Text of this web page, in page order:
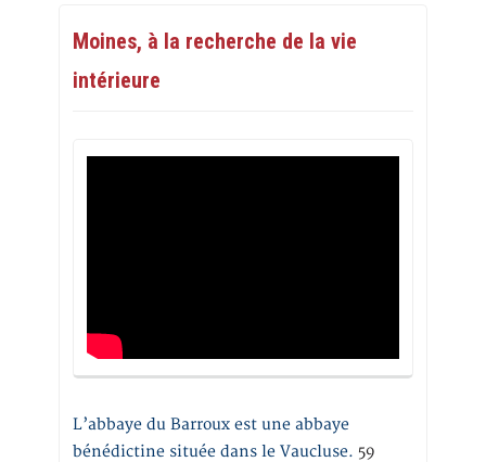
Moines, à la recherche de la vie
intérieure
L’abbaye du Barroux est une abbaye
bénédictine située dans le Vaucluse. 59